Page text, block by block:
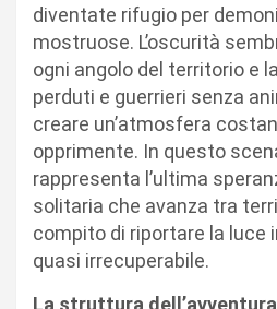
diventate rifugio per
mostruose. L’oscurità
ogni angolo del territorio e
perduti e guerrieri senza
creare un’atmosfera
opprimente. In questo
rappresenta l’ultima
solitaria che avanza tra
compito di riportare la luce
quasi irrecuperabile.
La struttura